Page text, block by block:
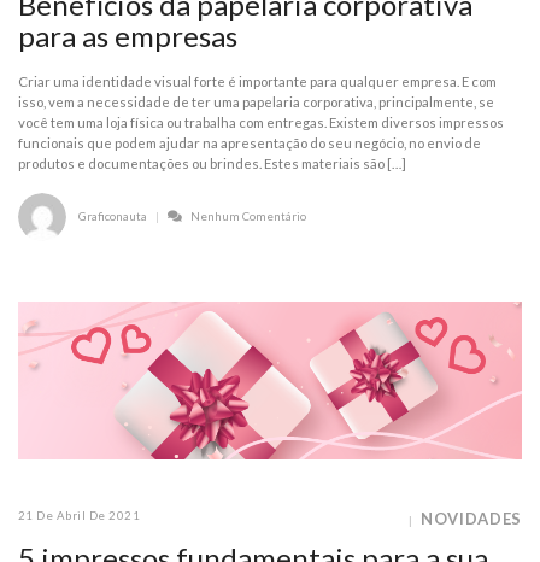
para as empresas
Criar uma identidade visual forte é importante para qualquer empresa. E com
isso, vem a necessidade de ter uma papelaria corporativa, principalmente, se
você tem uma loja física ou trabalha com entregas. Existem diversos impressos
funcionais que podem ajudar na apresentação do seu negócio, no envio de
produtos e documentações ou brindes. Estes materiais são […]
Graficonauta Nenhum Comentário
21 De Abril De 2021 NOVIDADES